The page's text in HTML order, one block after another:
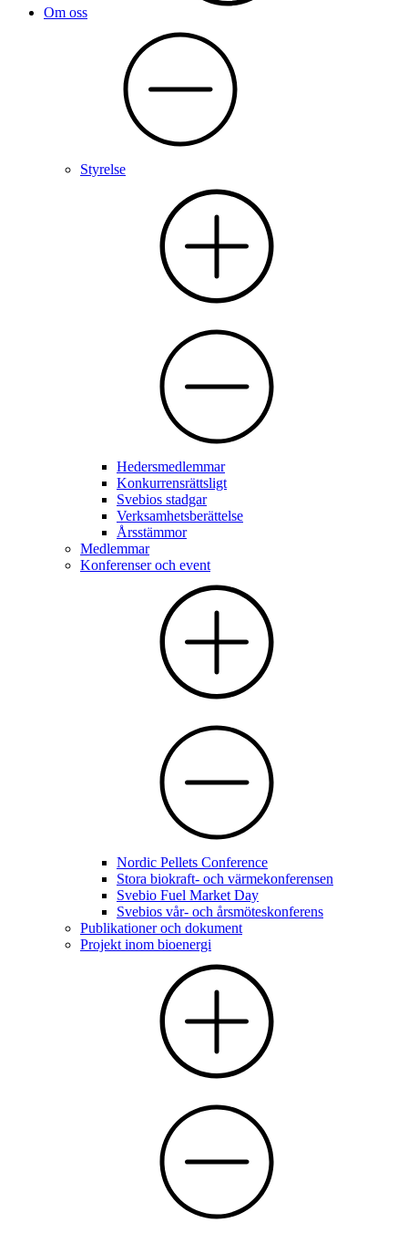
Om oss
Styrelse
Hedersmedlemmar
Konkurrensrättsligt
Svebios stadgar
Verksamhetsberättelse
Årsstämmor
Medlemmar
Konferenser och event
Nordic Pellets Conference
Stora biokraft- och värmekonferensen
Svebio Fuel Market Day
Svebios vår- och årsmöteskonferens
Publikationer och dokument
Projekt inom bioenergi